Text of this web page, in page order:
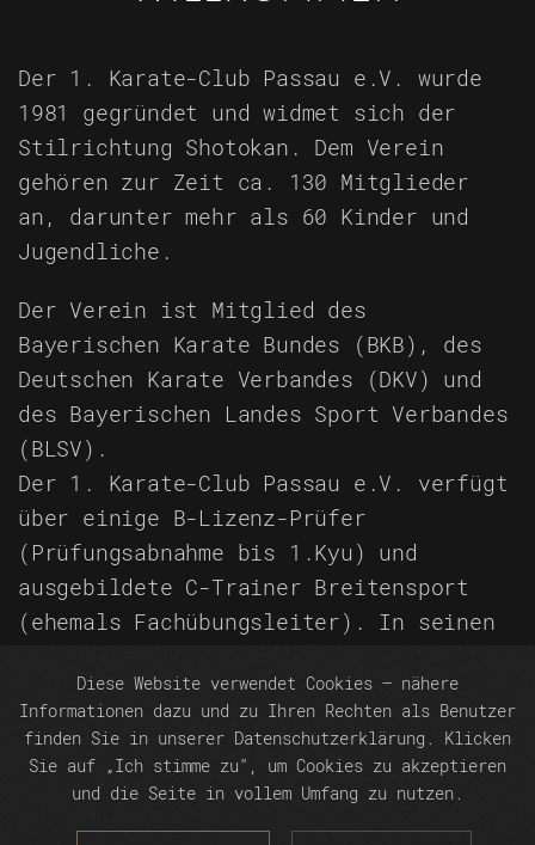
Diese Website verwendet Cookies – nähere
Informationen dazu und zu Ihren Rechten als Benutzer
finden Sie in unserer Datenschutzerklärung. Klicken
Sie auf „Ich stimme zu“, um Cookies zu akzeptieren
und die Seite in vollem Umfang zu nutzen.
Der 1. Karate-Club Passau e.V. wurde
1981 gegründet und widmet sich der
Stilrichtung Shotokan. Dem Verein
gehören zur Zeit ca. 130 Mitglieder
an, darunter mehr als 60 Kinder und
Jugendliche.
Der Verein ist Mitglied des
Bayerischen Karate Bundes (BKB), des
Deutschen Karate Verbandes (DKV) und
des Bayerischen Landes Sport Verbandes
(BLSV).
Der 1. Karate-Club Passau e.V. verfügt
über einige B-Lizenz-Prüfer
(Prüfungsabnahme bis 1.Kyu) und
ausgebildete C-Trainer Breitensport
(ehemals Fachübungsleiter). In seinen
niederbayerische und bayerische
Meister, sowie Teilnehmer an
nationalen und internationalen
Wettbewerben.